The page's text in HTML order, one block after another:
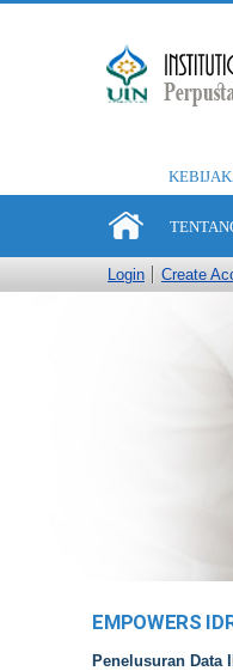
Login Create
EMPOWERS
Penelusuran Data